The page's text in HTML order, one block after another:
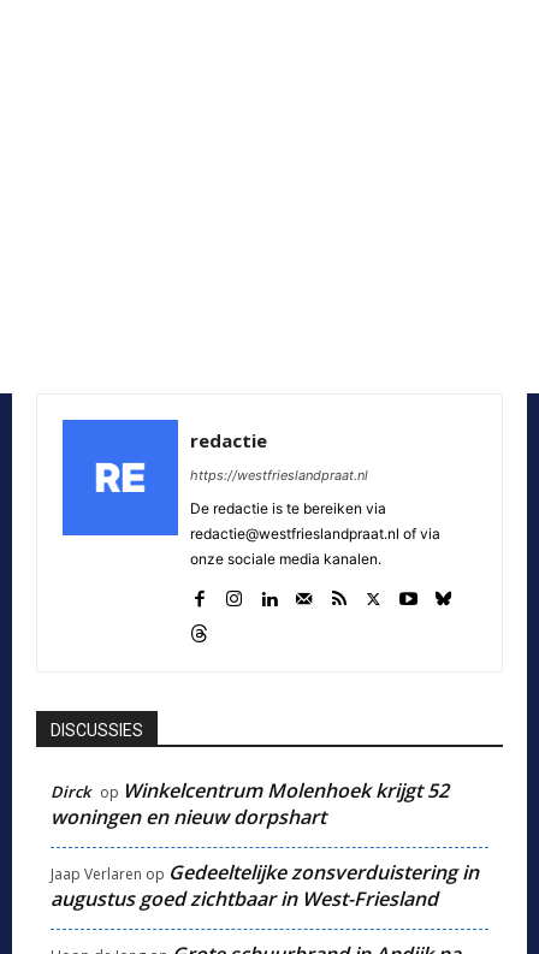
redactie
https://westfrieslandpraat.nl
De redactie is te bereiken via
redactie@westfrieslandpraat.nl of via
onze sociale media kanalen.
DISCUSSIES
Dirck op Winkelcentrum Molenhoek krijgt 52
woningen en nieuw dorpshart
Jaap Verlaren op Gedeeltelijke zonsverduistering in
augustus goed zichtbaar in West-Friesland